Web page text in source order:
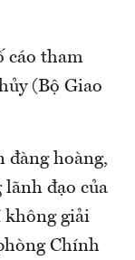
cáo tham
(Bộ Giao
đàng hoàng,
đạo của
không giải
Chính